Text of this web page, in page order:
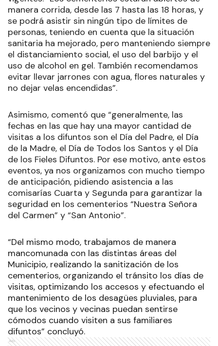
manera corrida, desde las 7 hasta las 18 horas, y
se podrá asistir sin ningún tipo de límites de
personas, teniendo en cuenta que la situación
sanitaria ha mejorado, pero manteniendo siempre
el distanciamiento social, el uso del barbijo y el
uso de alcohol en gel. También recomendamos
evitar llevar jarrones con agua, flores naturales y
no dejar velas encendidas”.
Asimismo, comentó que “generalmente, las
fechas en las que hay una mayor cantidad de
visitas a los difuntos son el Día del Padre, el Día
de la Madre, el Día de Todos los Santos y el Día
de los Fieles Difuntos. Por ese motivo, ante estos
eventos, ya nos organizamos con mucho tiempo
de anticipación, pidiendo asistencia a las
comisarías Cuarta y Segunda para garantizar la
seguridad en los cementerios “Nuestra Señora
del Carmen” y “San Antonio”.
“Del mismo modo, trabajamos de manera
mancomunada con las distintas áreas del
Municipio, realizando la sanitización de los
cementerios, organizando el tránsito los días de
visitas, optimizando los accesos y efectuando el
mantenimiento de los desagües pluviales, para
que los vecinos y vecinas puedan sentirse
cómodos cuando visiten a sus familiares
difuntos” concluyó.
Ads